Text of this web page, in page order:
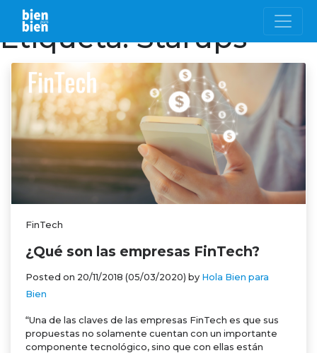
Etiqueta:Starups
FinTech
¿Qué son las empresas FinTech?
Posted on 20/11/2018 (05/03/2020) by Hola Bien para
Bien
“Una de las claves de las empresas FinTech es que sus
propuestas no solamente cuentan con un importante
componente tecnológico, sino que con ellas están